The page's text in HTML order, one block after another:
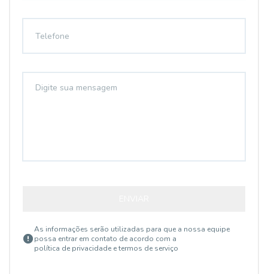
As informações serão utilizadas para que a nossa equipe
possa entrar em contato de acordo com a
política de privacidade e termos de serviço